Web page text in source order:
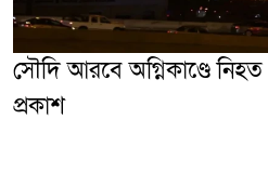
সৌদি আরবে অগ্নিকাণ্ডে
প্রকাশ